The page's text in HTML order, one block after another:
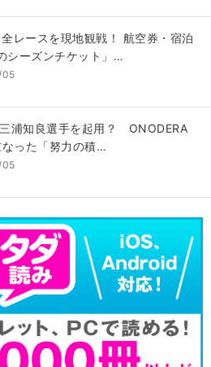
レースを現地観戦！ 航空券・宿泊
シーズンチケット」…
05
浦知良選手を起用？ ONODERA
なった「努力の積…
05